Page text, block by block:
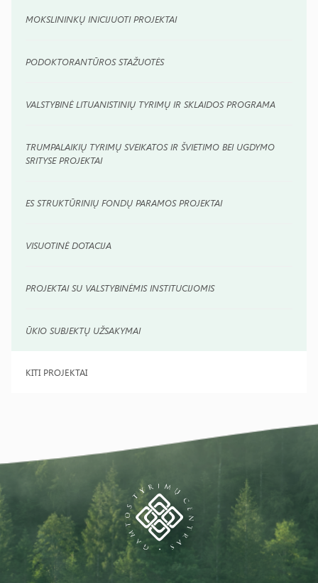
MOKSLININKŲ INICIJUOTI PROJEKTAI
PODOKTORANTŪROS STAŽUOTĖS
VALSTYBINĖ LITUANISTINIŲ TYRIMŲ IR SKLAIDOS PROGRAMA
TRUMPALAIKIŲ TYRIMŲ SVEIKATOS IR ŠVIETIMO BEI UGDYMO
SRITYSE PROJEKTAI
ES STRUKTŪRINIŲ FONDŲ PARAMOS PROJEKTAI
VISUOTINĖ DOTACIJA
PROJEKTAI SU VALSTYBINĖMIS INSTITUCIJOMIS
ŪKIO SUBJEKTŲ UŽSAKYMAI
KITI PROJEKTAI